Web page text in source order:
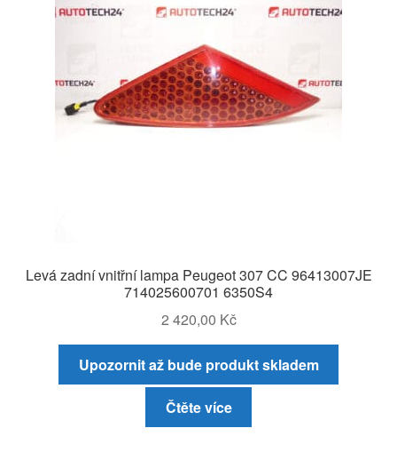
Levá zadní vnitřní lampa Peugeot 307 CC 96413007JE
714025600701 6350S4
2 420,00 Kč
Upozornit až bude produkt skladem
Čtěte více